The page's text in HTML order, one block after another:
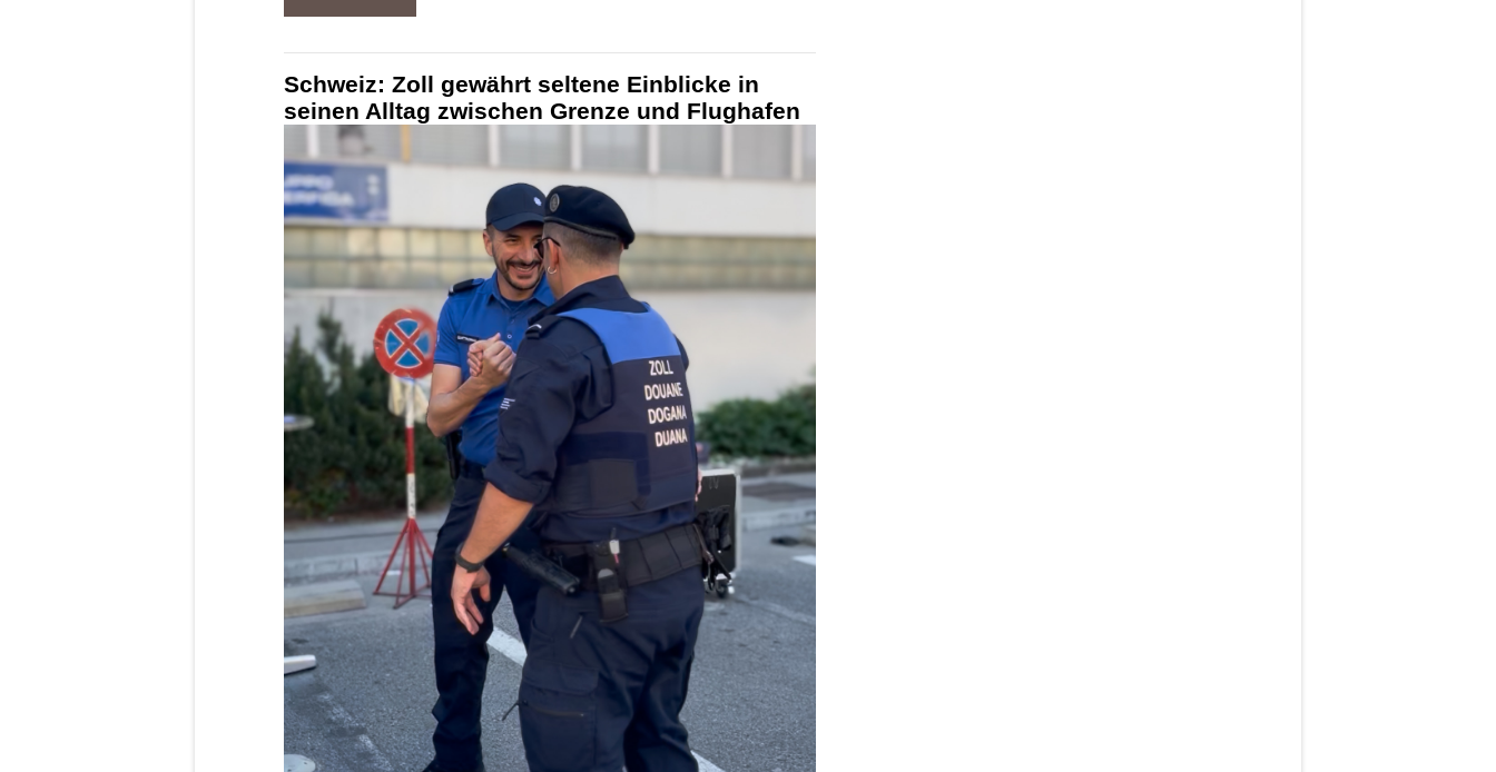
Schweiz: Zoll gewährt seltene Einblicke in
seinen Alltag zwischen Grenze und Flughafen